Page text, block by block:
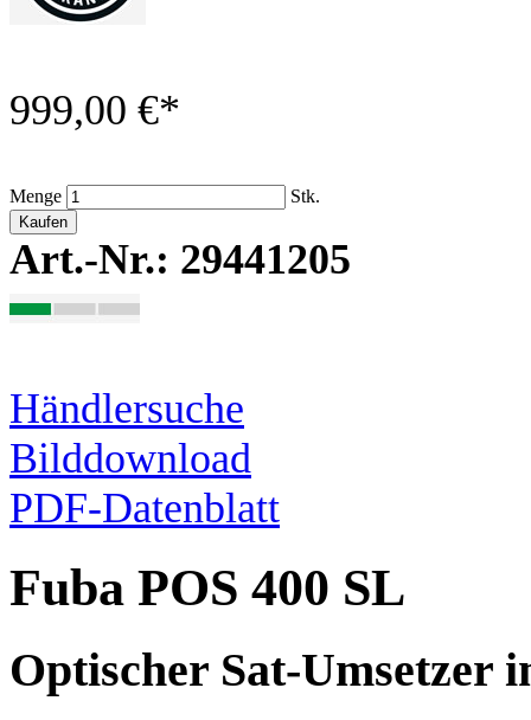
999,00 €*
Menge Stk.
Kaufen
Art.-Nr.: 29441205
Händlersuche
Bilddownload
PDF-Datenblatt
Fuba POS 400 SL
Optischer Sat-Umsetzer